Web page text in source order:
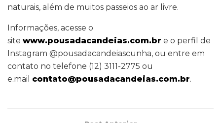
naturais, além de muitos passeios ao ar livre.
Informações, acesse o
site www.pousadacandeias.com.br e o perfil de
Instagram @pousadacandeiascunha, ou entre em
contato no telefone (12) 3111-2775 ou
e.mail contato@pousadacandeias.com.br.